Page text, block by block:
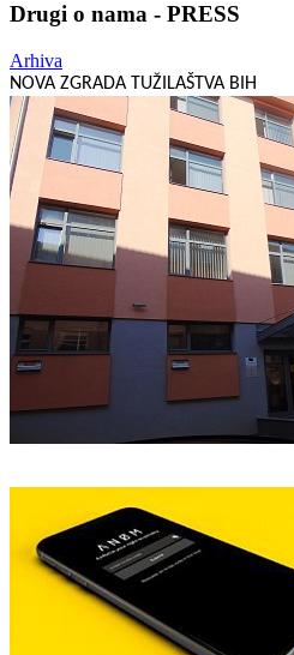
Drugi o nama - PRESS
Arhiva
NOVA ZGRADA TUŽILAŠTVA BIH